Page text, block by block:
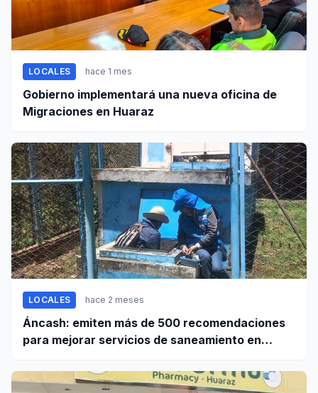
LOCALES hace 1 mes
Gobierno implementará una nueva oficina de
Migraciones en Huaraz
LOCALES hace 2 meses
Áncash: emiten más de 500 recomendaciones
para mejorar servicios de saneamiento en